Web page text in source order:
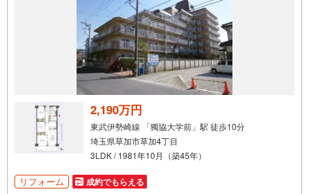
2,190万円
東武伊勢崎線 「獨協大学前」駅 徒歩10分
埼玉県草加市草加4丁目
3LDK / 1981年10月（築45年）
リフォーム 成約でもらえる